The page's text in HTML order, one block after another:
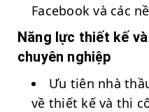
Facebook và các
Năng lực thiết kế
chuyên nghiệp
Ưu tiên nhà
về thiết kế và thi